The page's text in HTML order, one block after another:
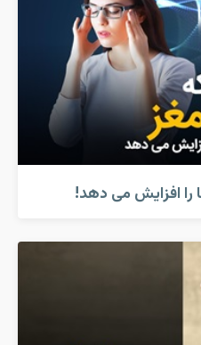
افزایش می دهد!